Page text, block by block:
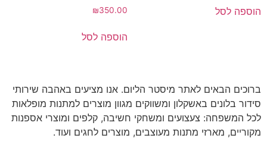
הוספה לסל ₪350.00
הוספה לסל
ברוכים הבאים לאתר מיסטר הליום. אנו מציעים באהבה שירותי
סידור בלונים באשקלון ומשווקים מגוון מוצרים למתנות מופלאות
לכל המשפחה: צעצועים ומשחקי חשיבה, קלפים ומוצרי אספנות
מקוריים, מארזי מתנות מעוצבים, מוצרים לחגים ועוד.